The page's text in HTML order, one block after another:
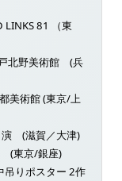
LINKS 81 （東
北野美術館 (兵
美術館 (東京/上
演 (滋賀／大津)
(東京/銀座)
吊りポスター 2作